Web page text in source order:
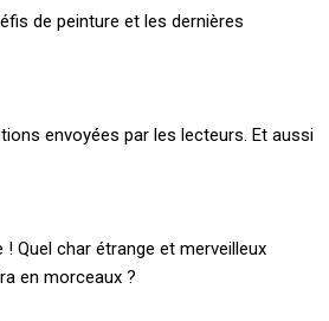
de peinture et les dernières
envoyées par les lecteurs. Et aussi
Quel char étrange et merveilleux
en morceaux ?